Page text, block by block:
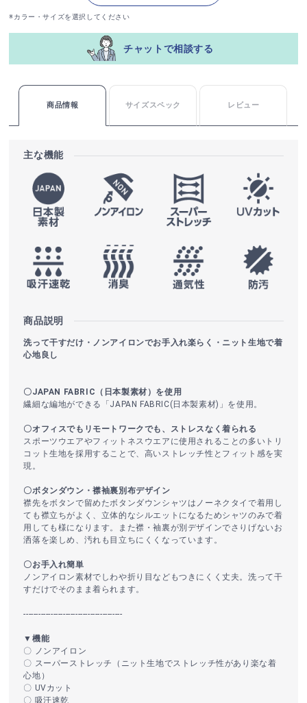
※カラー・サイズを選択してください
チャットで相談する
商品情報 サイズスペック レビュー
主な機能
商品説明
洗って干すだけ・ノンアイロンでお手入れ楽らく・ニット生地で着
心地良し
〇JAPAN FABRIC（日本製素材）を使用
繊細な編地ができる「JAPAN FABRIC(日本製素材)」を使用。
〇オフィスでもリモートワークでも、ストレスなく着られる
スポーツウエアやフィットネスウエアに使用されることの多いトリ
コット生地を採用することで、高いストレッチ性とフィット感を実
現。
〇ボタンダウン・襟袖裏別布デザイン
襟先をボタンで留めたボタンダウンシャツはノーネクタイで着用し
ても襟立ちがよく、立体的なシルエットになるためシャツのみで着
用しても様になります。また襟・袖裏が別デザインでさりげないお
洒落を楽しめ、汚れも目立ちにくくなっています。
〇お手入れ簡単
ノンアイロン素材でしわや折り目などもつきにくく丈夫。洗って干
すだけでそのまま着られます。
----------------------------------------
▼機能
〇 ノンアイロン
〇 スーパーストレッチ（ニット生地でストレッチ性があり楽な着
心地）
〇 UVカット
〇 吸汗速乾